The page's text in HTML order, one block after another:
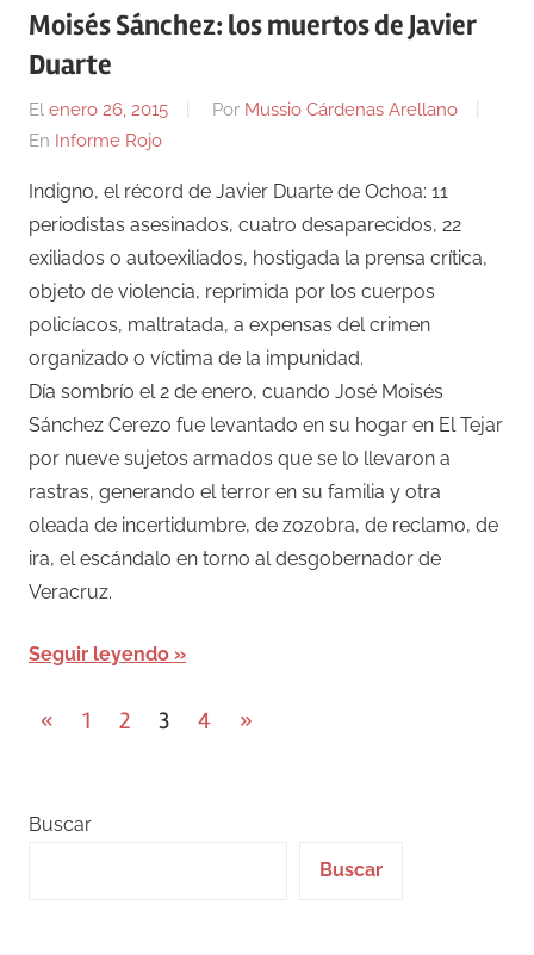
Moisés Sánchez: los muertos de Javier
Duarte
El enero 26, 2015 Por Mussio Cárdenas Arellano
En Informe Rojo
Indigno, el récord de Javier Duarte de Ochoa: 11
periodistas asesinados, cuatro desaparecidos, 22
exiliados o autoexiliados, hostigada la prensa crítica,
objeto de violencia, reprimida por los cuerpos
policíacos, maltratada, a expensas del crimen
organizado o víctima de la impunidad.
Día sombrío el 2 de enero, cuando José Moisés
Sánchez Cerezo fue levantado en su hogar en El Tejar
por nueve sujetos armados que se lo llevaron a
rastras, generando el terror en su familia y otra
oleada de incertidumbre, de zozobra, de reclamo, de
ira, el escándalo en torno al desgobernador de
Veracruz.
Seguir leyendo
Paginación
entradas
« Entradas
1 2 3 4
Entradas
»
Buscar
Buscar